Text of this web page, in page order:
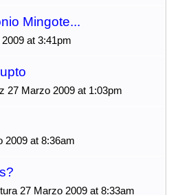
Mingote...
at 3:41pm
27 Marzo 2009 at 1:03pm
2009 at 8:36am
27 Marzo 2009 at 8:33am